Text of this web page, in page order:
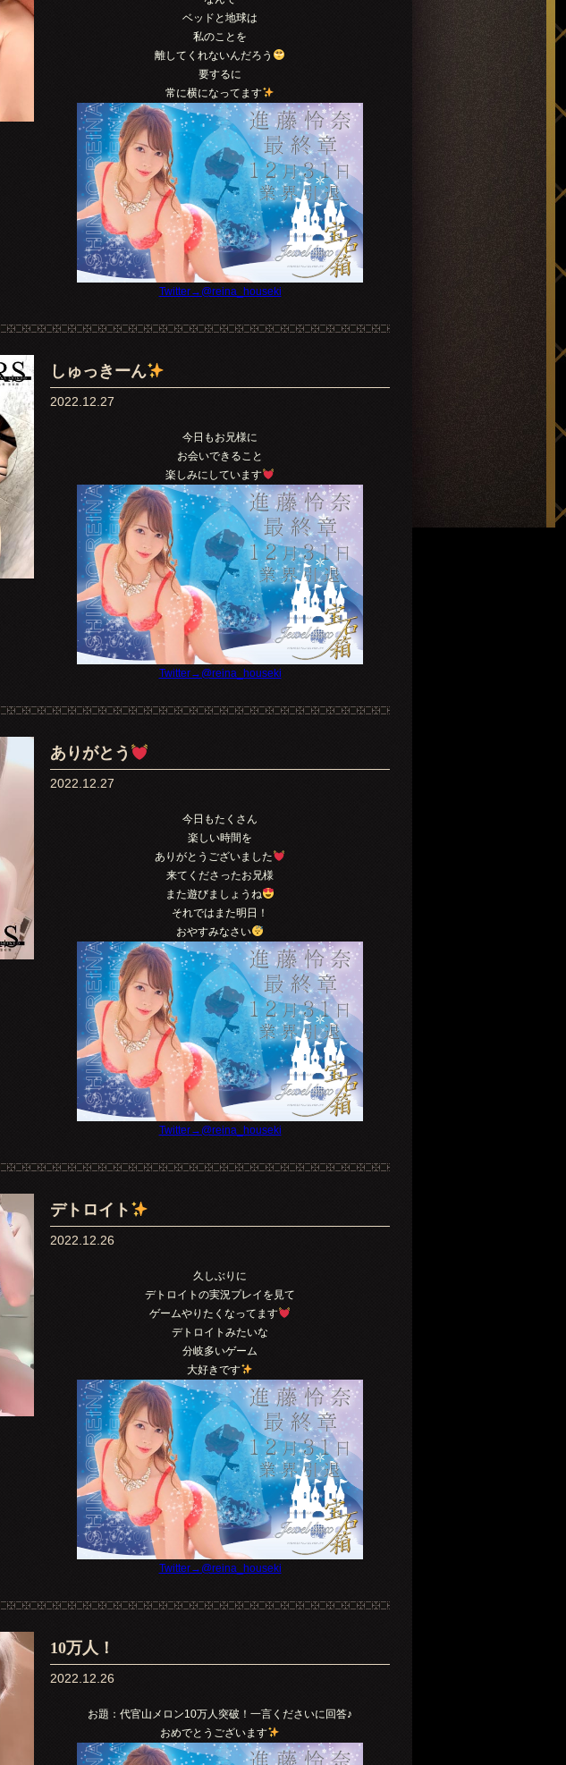
ベッドと地球は
私のことを
離してくれないんだろう
要するに
常に横になってます
Twitter→@reina_houseki
しゅっきーん
2022.12.27
今日もお兄様に
お会いできること
楽しみにしています
Twitter→@reina_houseki
ありがとう
2022.12.27
今日もたくさん
楽しい時間を
ありがとうございました
来てくださったお兄様
また遊びましょうね
それではまた明日！
おやすみなさい
Twitter→@reina_houseki
デトロイト
2022.12.26
久しぶりに
デトロイトの実況プレイを見て
ゲームやりたくなってます
デトロイトみたいな
分岐多いゲーム
大好きです
Twitter→@reina_houseki
10万人！
2022.12.26
お題：代官山メロン10万人突破！一言くださいに回答♪
おめでとうございます